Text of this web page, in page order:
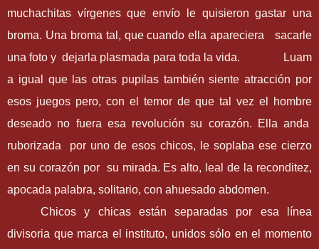
muchachitas vírgenes que envío le quisieron gastar una
broma. Una broma tal, que cuando ella apareciera sacarle
una foto y dejarla plasmada para toda la vida. Luam
a igual que las otras pupilas también siente atracción por
esos juegos pero, con el temor de que tal vez el hombre
deseado no fuera esa revolución su corazón. Ella anda
ruborizada por uno de esos chicos, le soplaba ese cierzo
en su corazón por su mirada. Es alto, leal de la reconditez,
apocada palabra, solitario, con ahuesado abdomen.
Chicos y chicas están separadas por esa línea
divisoria que marca el instituto, unidos sólo en el momento